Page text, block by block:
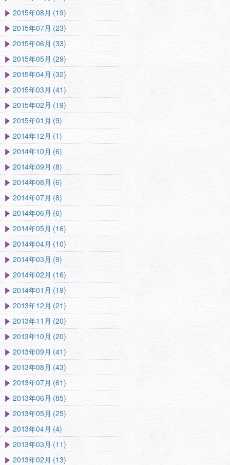
2015年08月 (19)
2015年07月 (23)
2015年06月 (33)
2015年05月 (29)
2015年04月 (32)
2015年03月 (41)
2015年02月 (19)
2015年01月 (9)
2014年12月 (1)
2014年10月 (6)
2014年09月 (8)
2014年08月 (6)
2014年07月 (8)
2014年06月 (6)
2014年05月 (16)
2014年04月 (10)
2014年03月 (9)
2014年02月 (16)
2014年01月 (19)
2013年12月 (21)
2013年11月 (20)
2013年10月 (20)
2013年09月 (41)
2013年08月 (43)
2013年07月 (61)
2013年06月 (85)
2013年05月 (25)
2013年04月 (4)
2013年03月 (11)
2013年02月 (13)